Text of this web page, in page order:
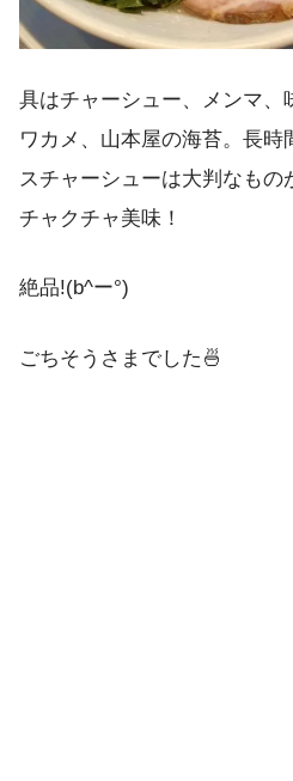
具はチャーシュー、メンマ、
ワカメ、山本屋の海苔。長時
スチャーシューは大判なもの
チャクチャ美味！
絶品!(b^ー°)
ごちそうさまでした🍜